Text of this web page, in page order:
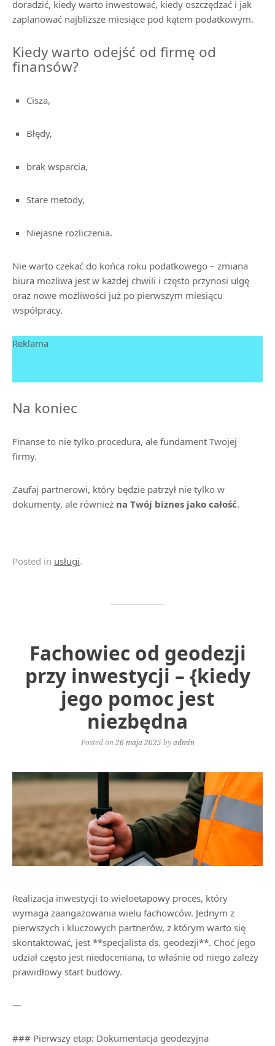
doradzić, kiedy warto inwestować, kiedy oszczędzać i jak
zaplanować najbliższe miesiące pod kątem podatkowym.
Kiedy warto odejść od firmę od
finansów?
Cisza,
Błędy,
brak wsparcia,
Stare metody,
Niejasne rozliczenia.
Nie warto czekać do końca roku podatkowego – zmiana
biura możliwa jest w każdej chwili i często przynosi ulgę
oraz nowe możliwości już po pierwszym miesiącu
współpracy.
Reklama
Na koniec
Finanse to nie tylko procedura, ale fundament Twojej
firmy.
Zaufaj partnerowi, który będzie patrzył nie tylko w
dokumenty, ale również na Twój biznes jako całość.
Posted in usługi.
Fachowiec od geodezji
przy inwestycji – {kiedy
jego pomoc jest
niezbędna
Posted on26 maja 2025 byadmin
Realizacja inwestycji to wieloetapowy proces, który
wymaga zaangażowania wielu fachowców. Jednym z
pierwszych i kluczowych partnerów, z którym warto się
skontaktować, jest **specjalista ds. geodezji**. Choć jego
udział często jest niedoceniana, to właśnie od niego zależy
prawidłowy start budowy.
—
### Pierwszy etap: Dokumentacja geodezyjna